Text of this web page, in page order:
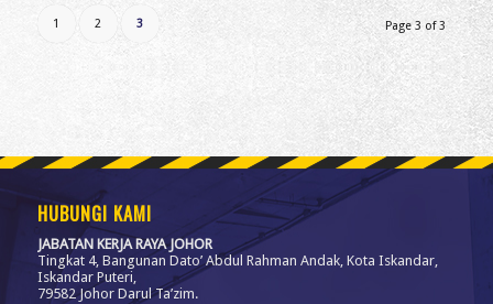
Page 3 of 3
1 2 3
HUBUNGI KAMI
JABATAN KERJA RAYA JOHOR
Tingkat 4, Bangunan Dato’ Abdul Rahman Andak, Kota Iskandar,
Iskandar Puteri,
79582 Johor Darul Ta’zim.